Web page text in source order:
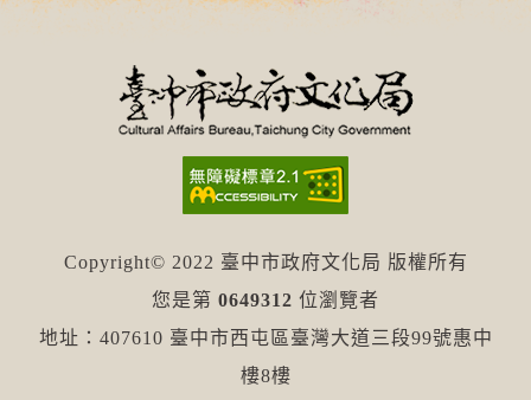
Copyright© 2022 臺中市政府文化局 版權所有
您是第 0649312 位瀏覽者
地址：407610 臺中市西屯區臺灣大道三段99號惠中
樓8樓